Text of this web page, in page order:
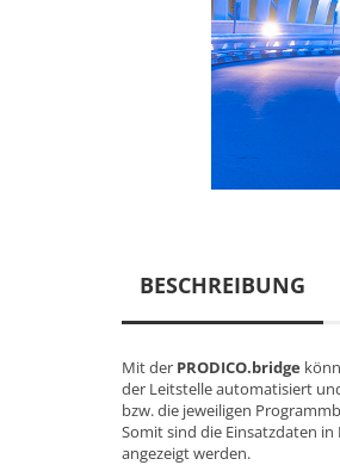
BESCHREIBUNG
Mit der PRODICO.bridge
der Leitstelle automatisiert
bzw. die jeweiligen
Somit sind die Einsatzdaten in
angezeigt werden.